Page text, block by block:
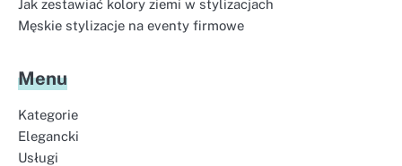
Jak zestawiać kolory ziemi w stylizacjach
Męskie stylizacje na eventy firmowe
Menu
Kategorie
Elegancki
Usługi